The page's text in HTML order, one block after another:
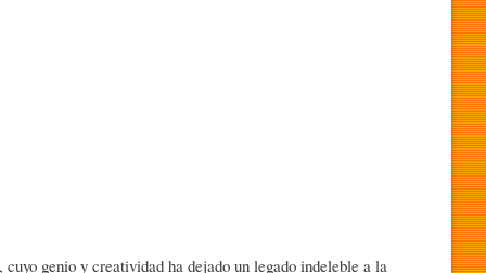
genio y creatividad ha dejado un legado indeleble a la